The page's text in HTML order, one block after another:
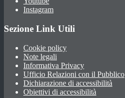
Instagram
Sezione Link Utili
Cookie policy
Note legali
Informativa Privacy
Ufficio Relazioni con il Pubblico
Dichiarazione di accessibilità
Obiettivi di accessibilità